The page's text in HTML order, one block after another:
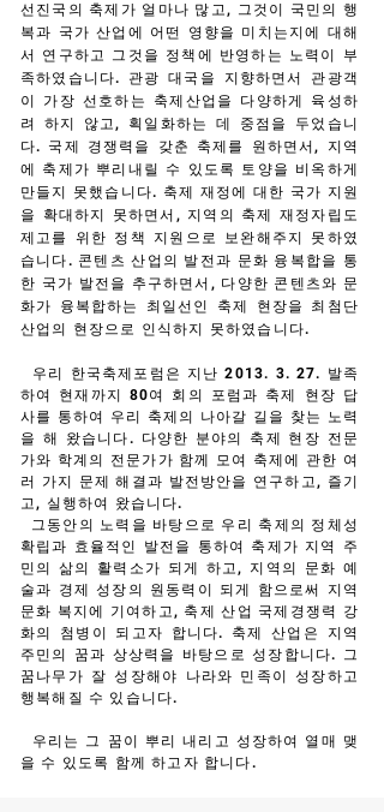
선진국의 축제가 얼마나 많고, 그것이 국민의 행
복과 국가 산업에 어떤 영향을 미치는지에 대해
서 연구하고 그것을 정책에 반영하는 노력이 부
족하였습니다. 관광 대국을 지향하면서 관광객
이 가장 선호하는 축제산업을 다양하게 육성하
려 하지 않고, 획일화하는 데 중점을 두었습니
다. 국제 경쟁력을 갖춘 축제를 원하면서, 지역
에 축제가 뿌리내릴 수 있도록 토양을 비옥하게
만들지 못했습니다. 축제 재정에 대한 국가 지원
을 확대하지 못하면서, 지역의 축제 재정자립도
제고를 위한 정책 지원으로 보완해주지 못하였
습니다. 콘텐츠 산업의 발전과 문화 융복합을 통
한 국가 발전을 추구하면서, 다양한 콘텐츠와 문
화가 융복합하는 최일선인 축제 현장을 최첨단
산업의 현장으로 인식하지 못하였습니다.
우리 한국축제포럼은 지난2013. 3. 27. 발족
하여 현재까지 80여 회의 포럼과 축제 현장 답
사를 통하여 우리 축제의 나아갈 길을 찾는 노력
을 해 왔습니다. 다양한 분야의 축제 현장 전문
가와 학계의 전문가가 함께 모여 축제에 관한 여
러 가지 문제 해결과 발전방안을 연구하고, 즐기
고, 실행하여 왔습니다.
그동안의 노력을 바탕으로 우리 축제의 정체성
확립과 효율적인 발전을 통하여 축제가 지역 주
민의 삶의 활력소가 되게 하고, 지역의 문화 예
술과 경제 성장의 원동력이 되게 함으로써 지역
문화 복지에 기여하고, 축제 산업 국제경쟁력 강
화의 첨병이 되고자 합니다. 축제 산업은 지역
주민의 꿈과 상상력을 바탕으로 성장합니다. 그
꿈나무가 잘 성장해야 나라와 민족이 성장하고
행복해질 수 있습니다.
우리는 그 꿈이 뿌리 내리고 성장하여 열매 맺
을 수 있도록 함께 하고자 합니다.